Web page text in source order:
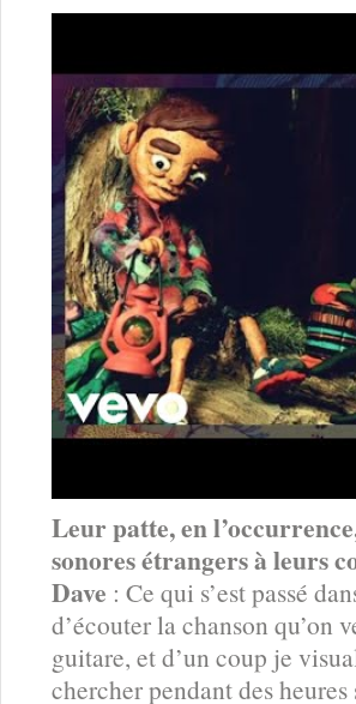
Leur patte, en
sonores étrangers à leurs
Dave : Ce qui s’est passé
d’écouter la chanson qu’on
guitare, et d’un coup je
chercher pendant des